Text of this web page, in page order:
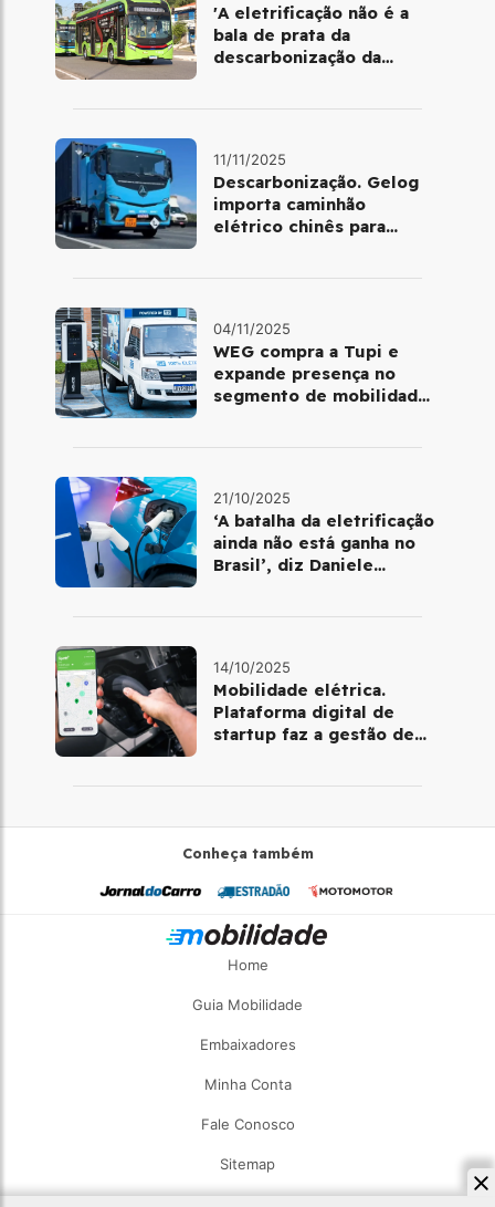
'A eletrificação não é a
bala de prata da
descarbonização da
11/11/2025
Descarbonização. Gelog
importa caminhão
elétrico chinês para
04/11/2025
WEG compra a Tupi e
expande presença no
segmento de mobilidade
21/10/2025
‘A batalha da eletrificação
ainda não está ganha no
Brasil’, diz Daniele
14/10/2025
Mobilidade elétrica.
Plataforma digital de
startup faz a gestão de
Conheça também
Home
Guia Mobilidade
Embaixadores
Minha Conta
Fale Conosco
Sitemap